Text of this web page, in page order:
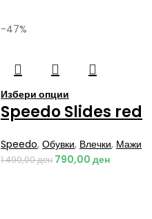
-47%
Избери опции
Speedo Slides red
Speedo, Обувки, Влечки, Мажи
1.490,00ден 790,00 ден